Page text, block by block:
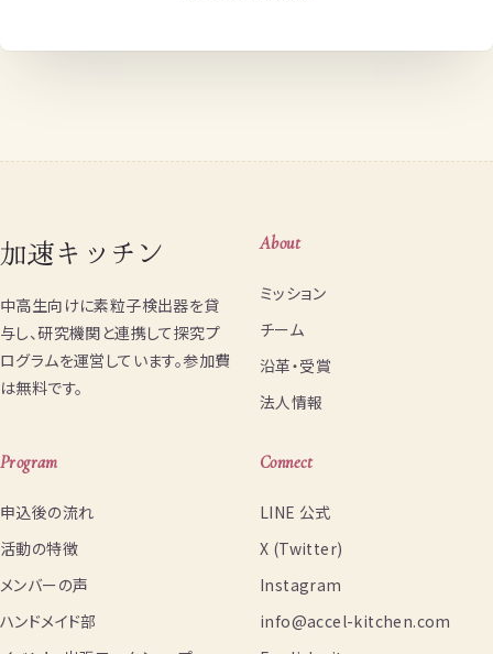
加速キッチン
中高生向けに素粒子検出器を貸
与し、研究機関と連携して探究プ
ログラムを運営しています。参加費
は無料です。
About
ミッション
チーム
沿革・受賞
法人情報
Program
申込後の流れ
活動の特徴
メンバーの声
ハンドメイド部
Connect
LINE 公式
X (Twitter)
Instagram
info@accel-kitchen.com